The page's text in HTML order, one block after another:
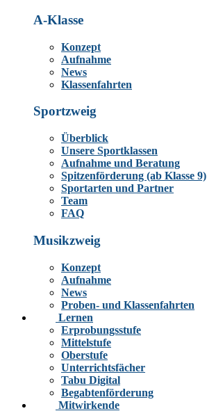
A-Klasse
Konzept
Aufnahme
News
Klassenfahrten
Sportzweig
Überblick
Unsere Sportklassen
Aufnahme und Beratung
Spitzenförderung (ab Klasse 9)
Sportarten und Partner
Team
FAQ
Musikzweig
Konzept
Aufnahme
News
Proben- und Klassenfahrten
Lernen
Erprobungsstufe
Mittelstufe
Oberstufe
Unterrichtsfächer
Tabu Digital
Begabtenförderung
Mitwirkende